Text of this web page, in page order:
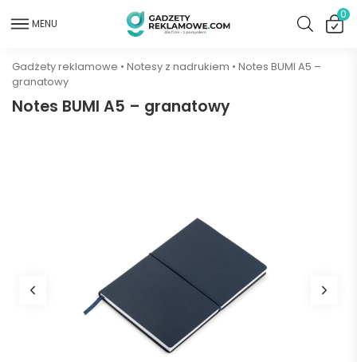
MENU
0
Gadżety reklamowe • Notesy z nadrukiem • Notes BUMI A5 –
granatowy
Notes BUMI A5 – granatowy